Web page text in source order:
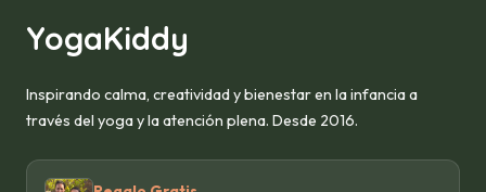
YogaKiddy
Inspirando calma, creatividad y bienestar en la infancia a
través del yoga y la atención plena. Desde 2016.